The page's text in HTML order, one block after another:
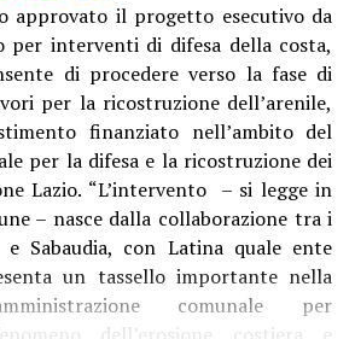
approvato il progetto esecutivo da
per interventi di difesa della costa,
di procedere verso la fase di
per la ricostruzione dell’arenile,
finanziato nell’ambito del
per la difesa e la ricostruzione dei
Lazio. “L’intervento – si legge in
– nasce dalla collaborazione tra i
Sabaudia, con Latina quale ente
un tassello importante nella
comunale per